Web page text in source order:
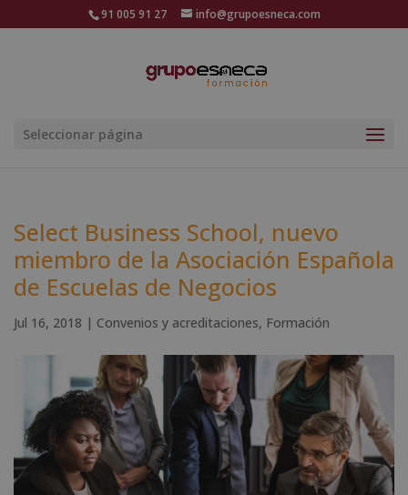
91 005 91 27 info@grupoesneca.com
Seleccionar página
Select Business School, nuevo
miembro de la Asociación Española
de Escuelas de Negocios
Jul 16, 2018 | Convenios y acreditaciones, Formación